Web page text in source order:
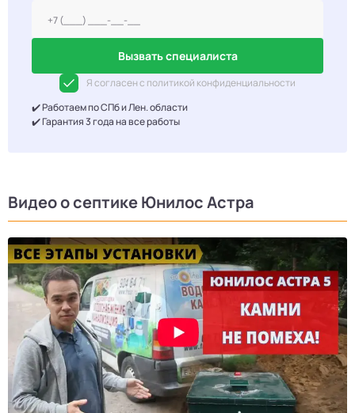
Вызвать специалиста
Я согласен с политикой конфиденциальности
✔️ Работаем по СПб и Лен. области
✔️ Гарантия 3 года на все работы
Видео о септике Юнилос Астра